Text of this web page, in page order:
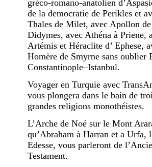
gréco-romano-anatolien
de la democratie de Perikles et
Thales de Milet, avec Apollon de
Didymes, avec Athéna à Priene,
Artémis et Héraclite d’ Ephese,
Homère de Smyrne sans oublier
Constantinople–Istanbul.
Voyager en Turquie avec
vous plongera dans le bain de
grandes religions monothéistes.
L’Arche de Noé sur le Mont
qu’Abraham à Harran et a Urfa,
Edesse, vous parleront de
Testament.